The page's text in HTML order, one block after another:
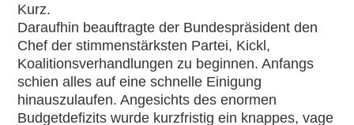
Kurz.
Daraufhin beauftragte der Bundespräsident den
Chef der stimmenstärksten Partei, Kickl,
Koalitionsverhandlungen zu beginnen. Anfangs
schien alles auf eine schnelle Einigung
hinauszulaufen. Angesichts des enormen
Budgetdefizits wurde kurzfristig ein knappes, vage